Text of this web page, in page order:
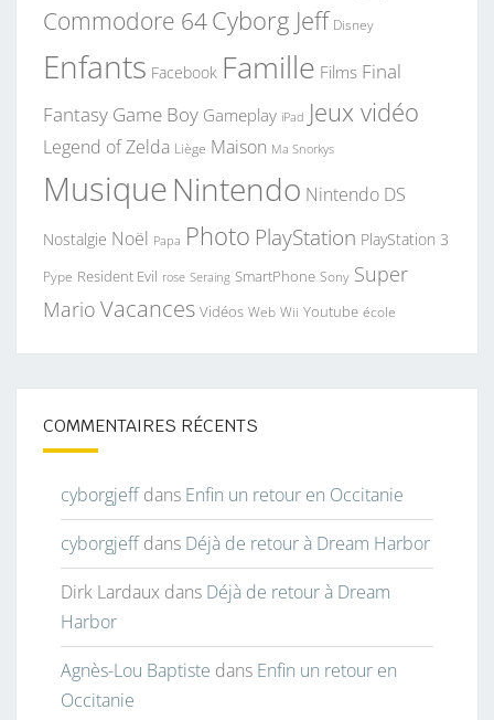
Commodore 64Cyborg Jeff Disney
Enfants Facebook Famille Films Final
Fantasy Game Boy Gameplay iPad Jeux vidéo
Legend of Zelda Liège Maison Ma Snorkys
MusiqueNintendo Nintendo DS
Nostalgie Noël Papa Photo PlayStation PlayStation 3
Pype Resident Evil rose Seraing SmartPhone Sony Super
Mario Vacances Vidéos Web Wii Youtube école
COMMENTAIRES RÉCENTS
cyborgjeffdans Enfin un retour en Occitanie
cyborgjeffdans Déjà de retour à Dream Harbor
Dirk Lardaux dans Déjà de retour à Dream
Harbor
Agnès-Lou Baptiste dans Enfin un retour en
Occitanie